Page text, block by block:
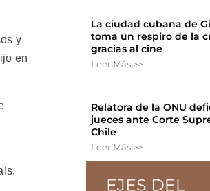
y
en
La ciudad cubana de
toma un respiro de la
gracias al cine
Leer Más >>
Relatora de la ONU
jueces ante Corte
Chile
Leer Más >>